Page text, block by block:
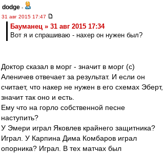
dodge -
31 авг 2015 17:47
Бауманец » 31 авг 2015 17:34
Вот я и спрашиваю - нахер он нужен был?
Доктор сказал в морг - значит в морг (с)
Аленичев отвечает за результат. И если он
считает, что накер не нужен в его схемах Эберт,
значит так оно и есть.
Ему что на горло собственной песне
наступить?
У Эмери играл Яковлев крайнего защитника?
Играл. У Карпина Дима Комбаров играл
опорника? Играл. В тех матчах был